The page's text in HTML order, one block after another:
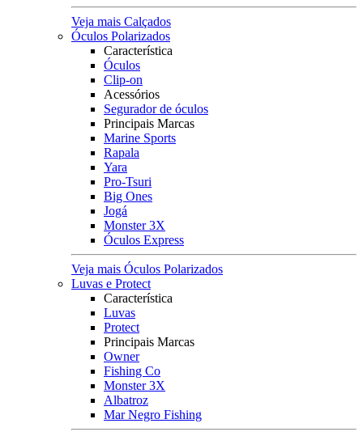
Veja mais Calçados
Óculos Polarizados
Característica
Óculos
Clip-on
Acessórios
Segurador de óculos
Principais Marcas
Marine Sports
Rapala
Yara
Pro-Tsuri
Big Ones
Jogá
Monster 3X
Óculos Express
Veja mais Óculos Polarizados
Luvas e Protect
Característica
Luvas
Protect
Principais Marcas
Owner
Fishing Co
Monster 3X
Albatroz
Mar Negro Fishing